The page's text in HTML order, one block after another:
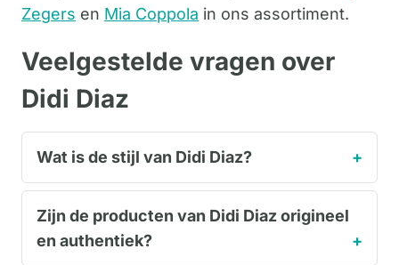
Zegers en Mia Coppola in ons assortiment.
Veelgestelde vragen over
Didi Diaz
Wat is de stijl van Didi Diaz?
Zijn de producten van Didi Diaz origineel
en authentiek?